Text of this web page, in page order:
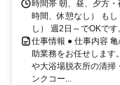
時間帯 朝、昼、夕方
時間、休憩なし） も
し） 週2日～でOKで
仕事情報 ● 仕事内容
助業務をお任せします
や大浴場脱衣所の清掃
ンクコー...